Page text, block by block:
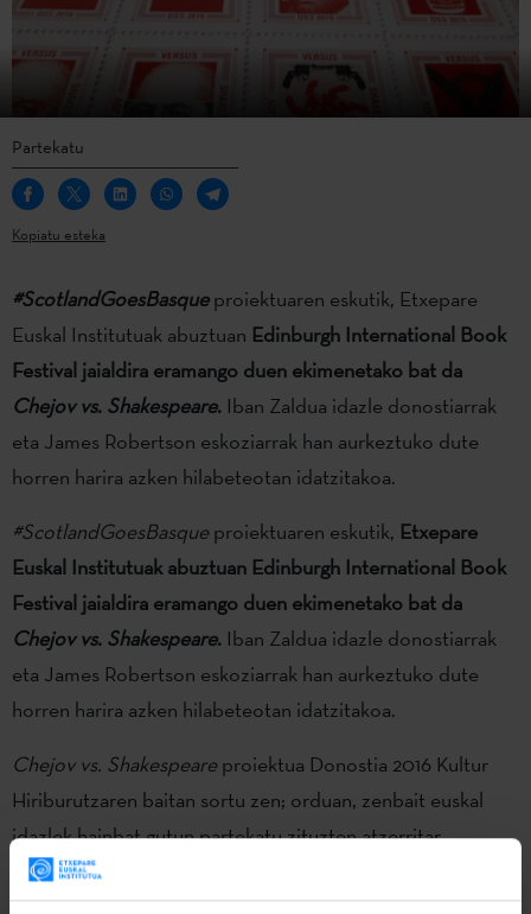
Partekatu
Kopiatu esteka
#ScotlandGoesBasqueproiektuaren eskutik, Etxepare
Euskal Institutuak abuztuan Edinburgh International Book
Festival jaialdira eramango duen ekimenetako bat da
Chejov vs. Shakespeare. Iban Zaldua idazle donostiarrak
eta James Robertson eskoziarrak han aurkeztuko dute
horren harira azken hilabeteotan idatzitakoa.
#ScotlandGoesBasqueproiektuaren eskutik, Etxepare
Euskal Institutuak abuztuan Edinburgh International Book
Festival jaialdira eramango duen ekimenetako bat da
Chejov vs. Shakespeare. Iban Zaldua idazle donostiarrak
eta James Robertson eskoziarrak han aurkeztuko dute
horren harira azken hilabeteotan idatzitakoa.
Chejov vs. Shakespeareproiektua Donostia 2016 Kultur
Hiriburutzaren baitan sortu zen; orduan, zenbait euskal
idazlek hainbat gutun partekatu zituzten atzerritar
idazleekin egungo gaiak hizpide hartuta. Horri jarraipena
emanez,#ScotlandGoesBasqueprogramazioaren baitan,